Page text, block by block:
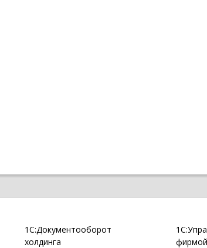
1С:Документооборот
холдинга
фирмой